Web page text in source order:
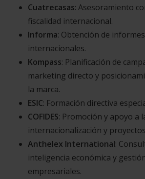
Cuatrecasas: Asesoramiento
fiscalidad internacional.
Informa: Obtención de
internacionales.
Kompass: Planificación de
marketing directo y
la marca.
ESIC: Formación directiva
COFIDES: Promoción y apoyo a
internacionalización y
Anthelex International:
inteligencia económica y
empresariales.